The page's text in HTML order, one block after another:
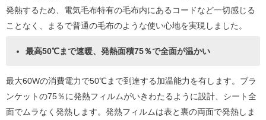
発熱するため、電気毛布特有の毛布内にあるコードなど一切感じる
ことなく、まるで普通の毛布のような使い心地を実現しました。
最高50℃まで速暖、発熱面積75％で全面が温かい
最大60Wの消費電力で50℃まで到達する加温能力を有します。ブラ
ンケットの75％に発熱フィルムがいきわたるように設計、シート全
面でムラなく発熱します。発熱フィルムは表と裏の両面で発熱しま